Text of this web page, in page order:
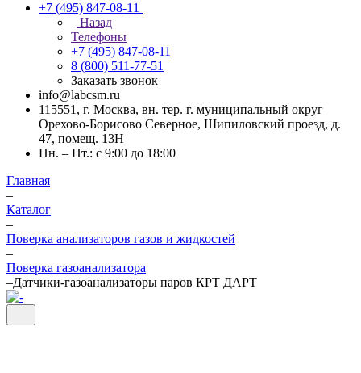
+7 (495) 847-08-11
Назад
Телефоны
+7 (495) 847-08-11
8 (800) 511-77-51
Заказать звонок
info@labcsm.ru
115551, г. Москва, вн. тер. г. муниципальный округ
Орехово-Борисово Северное, Шипиловский проезд, д.
47, помещ. 13Н
Пн. – Пт.: с 9:00 до 18:00
Главная
–
Каталог
–
Поверка анализаторов газов и жидкостей
–
Поверка газоанализатора
–Датчики-газоанализаторы паров КРТ ДАРТ